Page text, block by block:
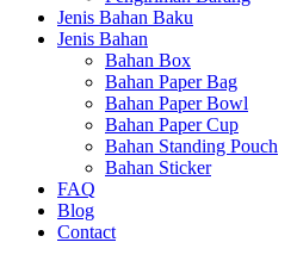
Jenis Bahan Baku
Jenis Bahan
Bahan Box
Bahan Paper Bag
Bahan Paper Bowl
Bahan Paper Cup
Bahan Standing Pouch
Bahan Sticker
FAQ
Blog
Contact